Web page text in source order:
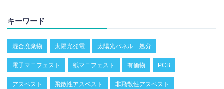
キーワード
混合廃棄物 太陽光発電 太陽光パネル 処分
電子マニフェスト 紙マニフェスト 有価物 PCB
アスベスト 飛散性アスベスト 非飛散性アスベスト